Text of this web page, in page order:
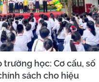
trường học: Cơ cấu, số
sách cho hiệu